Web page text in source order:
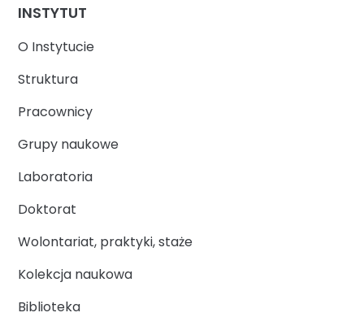
INSTYTUT
O Instytucie
Struktura
Pracownicy
Grupy naukowe
Laboratoria
Doktorat
Wolontariat, praktyki, staże
Kolekcja naukowa
Biblioteka